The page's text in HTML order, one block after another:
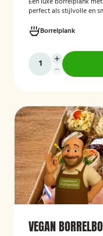
perfect als stijlvolle en
Borrelplank
VEGAN